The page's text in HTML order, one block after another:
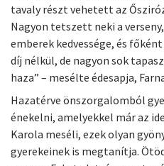
tavaly részt vehetett az
Nagyon tetszett neki a
emberek kedvessége, és
díj nélkül, de nagyon sok
haza” – mesélte édesapja,
Hazatérve önszorgalomból
énekelni, amelyekkel már az
Karola meséli, ezek olyan
gyerekeinek is megtanítja.